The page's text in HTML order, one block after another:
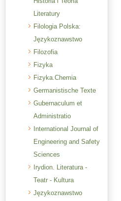
Literatury
Filologia Polska:
Językoznawstwo
Filozofia
Fizyka
Fizyka.Chemia
Germanistische Texte
Gubernaculum et
Administratio
International Journal of
Engineering and Safety
Sciences
Irydion. Literatura -
Teatr - Kultura
Językoznawstwo